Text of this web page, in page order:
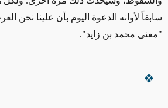
سابقاً لأوانه الدعوة اليوم بأن علينا نحن
"معنى محمد بن زايد".